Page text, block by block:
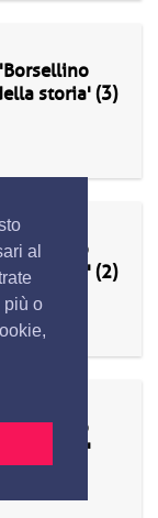
al
più o
storia' (3)
storia' (2)
storia'